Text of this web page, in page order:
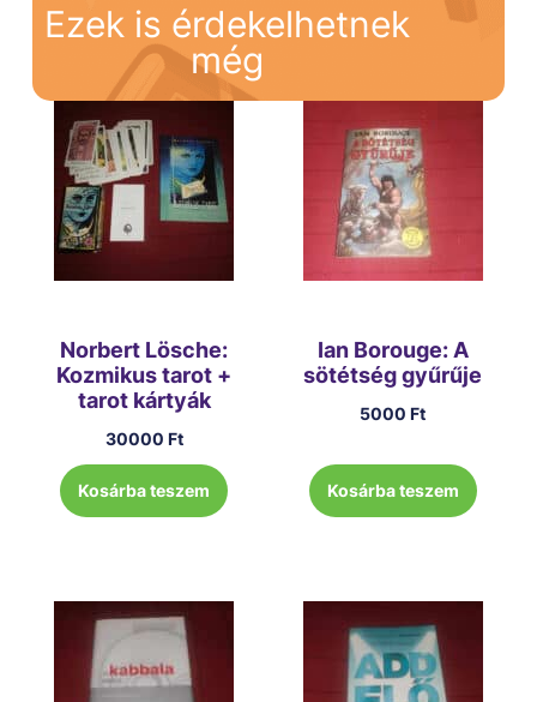
Ezek is érdekelhetnek
még
Norbert Lösche:
Kozmikus tarot +
tarot kártyák
30000 Ft
Kosárba teszem
Ian Borouge: A
sötétség gyűrűje
5000Ft
Kosárba teszem